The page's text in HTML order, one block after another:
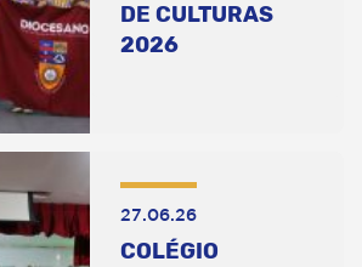
DE CULTURAS
2026
27.06.26
COLÉGIO